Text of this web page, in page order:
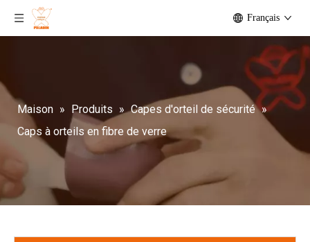
Français
Maison » Produits » Capes d'orteil de sécurité »
Caps à orteils en fibre de verre